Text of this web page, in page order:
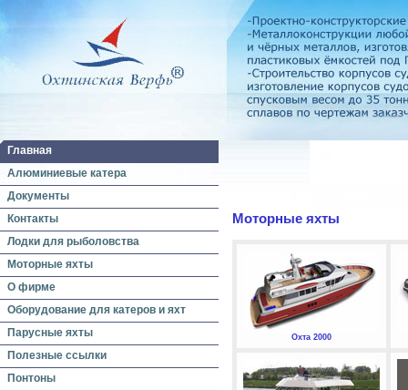
Главная
Алюминиевые катера
Документы
Контакты
Лодки для рыболовства
Моторные яхты
О фирме
Оборудование для катеров и яхт
Парусные яхты
Полезные ссылки
Понтоны
Моторные яхты
Охта 2000